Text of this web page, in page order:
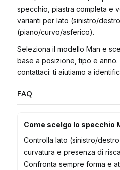
specchio, piastra completa e
varianti per lato (sinistro/
(piano/curvo/asferico).
Seleziona il modello Man e
base a posizione, tipo e anno.
contattaci: ti aiutiamo a
FAQ
Come scelgo lo specchio
Controlla lato (sinistro/
curvatura e presenza di
Confronta sempre forma e